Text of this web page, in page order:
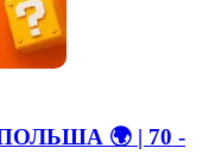
ПОЛЬША 🌍 | 70 -